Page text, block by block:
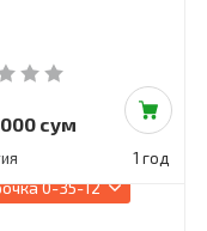
сум
1 год
0-35-12